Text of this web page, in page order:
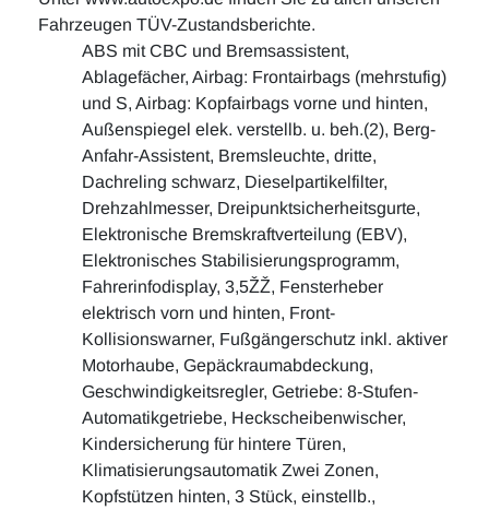
Fahrzeugen TÜV-Zustandsberichte.
ABS mit CBC und Bremsassistent,
Ablagefächer, Airbag: Frontairbags (mehrstufig)
und S, Airbag: Kopfairbags vorne und hinten,
Außenspiegel elek. verstellb. u. beh.(2), Berg-
Anfahr-Assistent, Bremsleuchte, dritte,
Dachreling schwarz, Dieselpartikelfilter,
Drehzahlmesser, Dreipunktsicherheitsgurte,
Elektronische Bremskraftverteilung (EBV),
Elektronisches Stabilisierungsprogramm,
Fahrerinfodisplay, 3,5ŽŽ, Fensterheber
elektrisch vorn und hinten, Front-
Kollisionswarner, Fußgängerschutz inkl. aktiver
Motorhaube, Gepäckraumabdeckung,
Geschwindigkeitsregler, Getriebe: 8-Stufen-
Automatikgetriebe, Heckscheibenwischer,
Kindersicherung für hintere Türen,
Klimatisierungsautomatik Zwei Zonen,
Kopfstützen hinten, 3 Stück, einstellb.,